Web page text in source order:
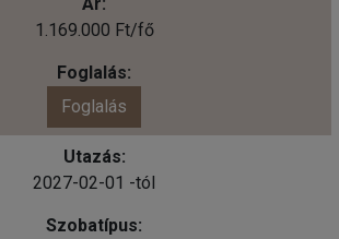
1.169.000 Ft/fő
Foglalás
2027-02-01 -tól